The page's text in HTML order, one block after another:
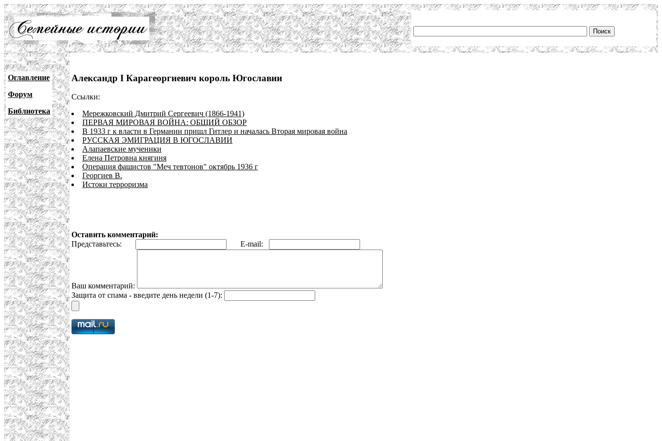
Оглавление
Форум
Библиотека
Александр I Карагеоргиевич король Югославии
Ссылки:
Мережковский Дмитрий Сергеевич (1866-1941)
ПЕРВАЯ МИРОВАЯ ВОЙНА: ОБЩИЙ ОБЗОР
В 1933 г к власти в Германии пришл Гитлер и началась Вторая мировая война
РУССКАЯ ЭМИГРАЦИЯ В ЮГОСЛАВИИ
Алапаевские мученики
Елена Петровна княгиня
Операция фашистов "Меч тевтонов" октябрь 1936 г
Георгиев В.
Истоки терроризма
Оставить комментарий:
Представьтесь:
E-mail:
Ваш комментарий:
Защита от спама - введите день недели (1-7):